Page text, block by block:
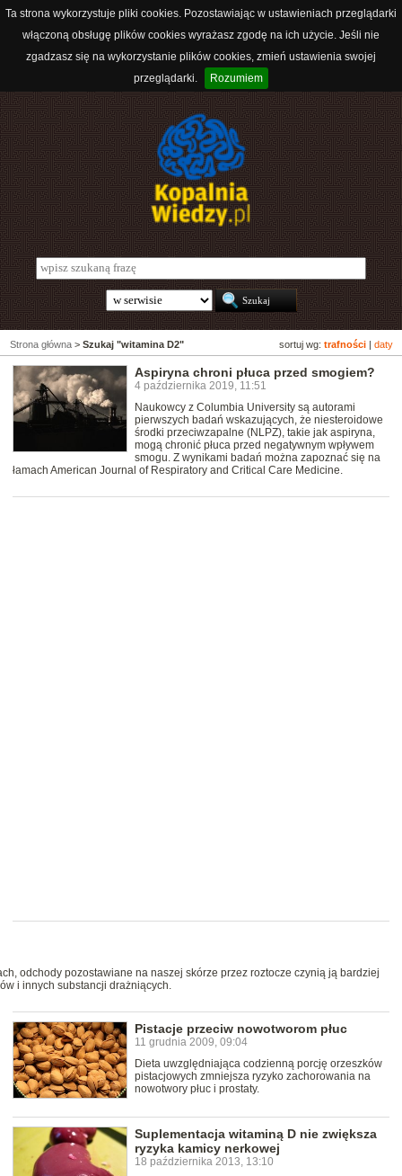
Ta strona wykorzystuje pliki cookies. Pozostawiając w ustawieniach przeglądarki
włączoną obsługę plików cookies wyrażasz zgodę na ich użycie. Jeśli nie
zgadzasz się na wykorzystanie plików cookies, zmień ustawienia swojej
przeglądarki.
Rozumiem
sortuj wg: trafności daty
Strona główna > Szukaj "witamina D2"
Aspiryna chroni płuca przed smogiem?
4 października 2019, 11:51
Naukowcy z Columbia University są autorami
pierwszych badań wskazujących, że niesteroidowe
środki przeciwzapalne (NLPZ), takie jak aspiryna,
mogą chronić płuca przed negatywnym wpływem
smogu. Z wynikami badań można zapoznać się na
łamach American Journal of Respiratory and Critical Care Medicine.
odchody pozostawiane na naszej skórze przez roztocze czynią ją bardziej
i innych substancji drażniących.
Pistacje przeciw nowotworom płuc
11 grudnia 2009, 09:04
Dieta uwzględniająca codzienną porcję orzeszków
pistacjowych zmniejsza ryzyko zachorowania na
nowotwory płuc i prostaty.
Suplementacja witaminą D nie zwiększa
ryzyka kamicy nerkowej
18 października 2013, 13:10